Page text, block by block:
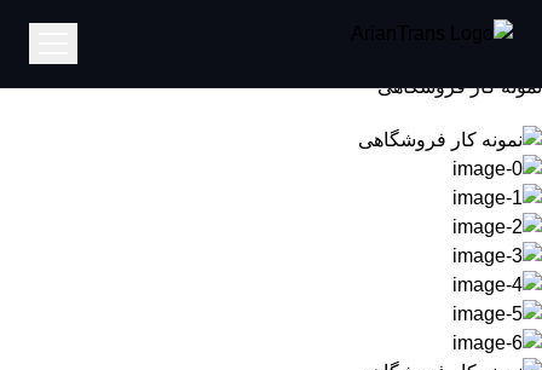
خانه نمونه کار فروشگاهی
نمونه کار فروشگاهی